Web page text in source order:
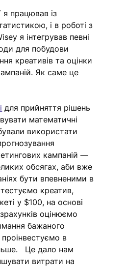
працював із
і в роботі з
я інтегрував певні
для побудови
креативів та оцінки
Як саме це
для прийняття рішень
математичні
використати
кампаній —
обсягах, аби вже
бути впевненими в
креатив,
у $100, на основі
оцінюємо
бажаного
в
Це дало нам
витрати на